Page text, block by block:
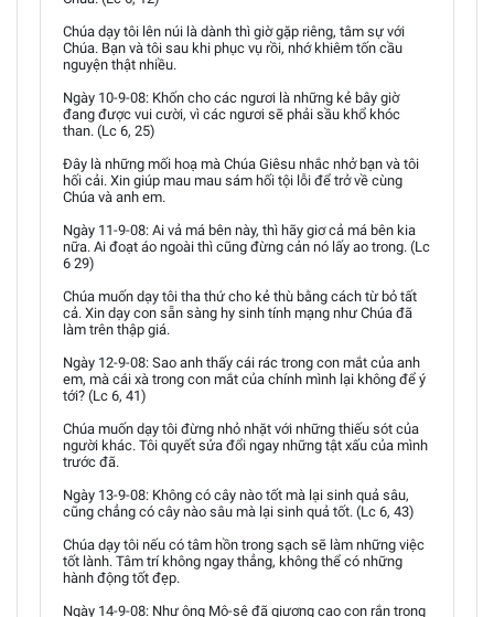
Chúa dạy tôi lên núi là dành thì giờ gặp riêng, tâm sự với
Chúa. Bạn và tôi sau khi phục vụ rồi, nhớ khiêm tốn cầu
nguyện thật nhiều.
Ngày 10-9-08: Khốn cho các ngươi là những kẻ bây giờ
đang được vui cười, vì các ngươi sẽ phải sầu khổ khóc
than. (Lc 6, 25)
Đây là những mối hoạ mà Chúa Giêsu nhắc nhở bạn và tôi
hối cải. Xin giúp mau mau sám hối tội lỗi để trở về cùng
Chúa và anh em.
Ngày 11-9-08: Ai vả má bên này, thì hãy giơ cả má bên kia
nữa. Ai đoạt áo ngoài thì cũng đừng cản nó lấy ao trong. (Lc
6 29)
Chúa muốn dạy tôi tha thứ cho kẻ thù bằng cách từ bỏ tất
cả. Xin dạy con sẵn sàng hy sinh tính mạng như Chúa đã
làm trên thập giá.
Ngày 12-9-08: Sao anh thấy cái rác trong con mắt của anh
em, mà cái xà trong con mắt của chính mình lại không để ý
tới? (Lc 6, 41)
Chúa muốn dạy tôi đừng nhỏ nhặt với những thiếu sót của
người khác. Tôi quyết sửa đổi ngay những tật xấu của mình
trước đã.
Ngày 13-9-08: Không có cây nào tốt mà lại sinh quả sâu,
cũng chẳng có cây nào sâu mà lại sinh quả tốt. (Lc 6, 43)
Chúa dạy tôi nếu có tâm hồn trong sạch sẽ làm những việc
tốt lành. Tâm trí không ngay thẳng, không thể có những
hành động tốt đẹp.
Ngày 14-9-08: Như ông Mô-sê đã giương cao con rắn trong